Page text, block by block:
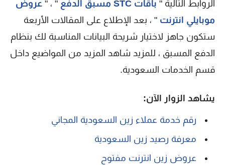
الروابط التالية " باقات STC مسبق الدفع " ، " عروض
موبايلي انترنت " ، بعد الإطلاع على المقالات الأربعة
ستكون جاهز لاختيار شريحة البيانات المناسبة لك بنظام
الدفع المسبق ، للمزيد شاهد المزيد من المواضيع داخل
قسم الخدمات السعودية.
يشاهد الزوار الآن:
رقم خدمة عملاء زين السعودية المجاني
معرفة رصيد زين السعودية
عروض زين انترنت مفتوح